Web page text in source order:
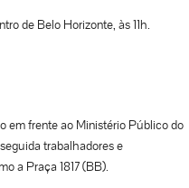
de Belo Horizonte, às 11h.
em frente ao Ministério Público do
trabalhadores e
a Praça 1817 (BB).